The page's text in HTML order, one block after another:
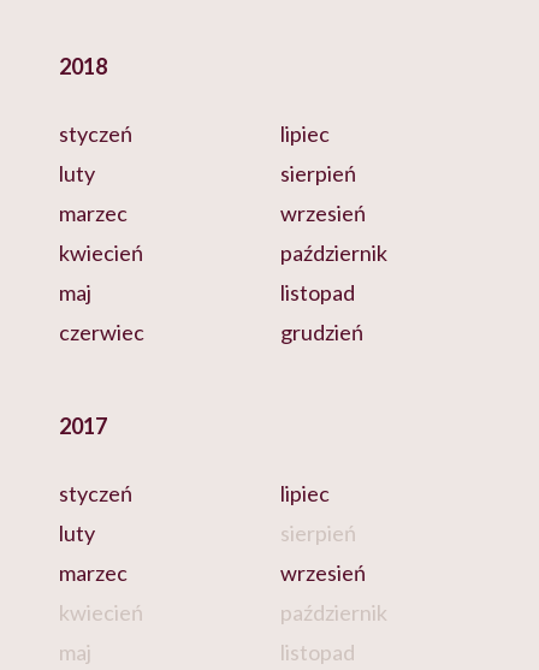
2018
styczeń
luty
marzec
kwiecień
maj
czerwiec
lipiec
sierpień
wrzesień
październik
listopad
grudzień
2017
styczeń
luty
marzec
kwiecień
maj
lipiec
sierpień
wrzesień
październik
listopad